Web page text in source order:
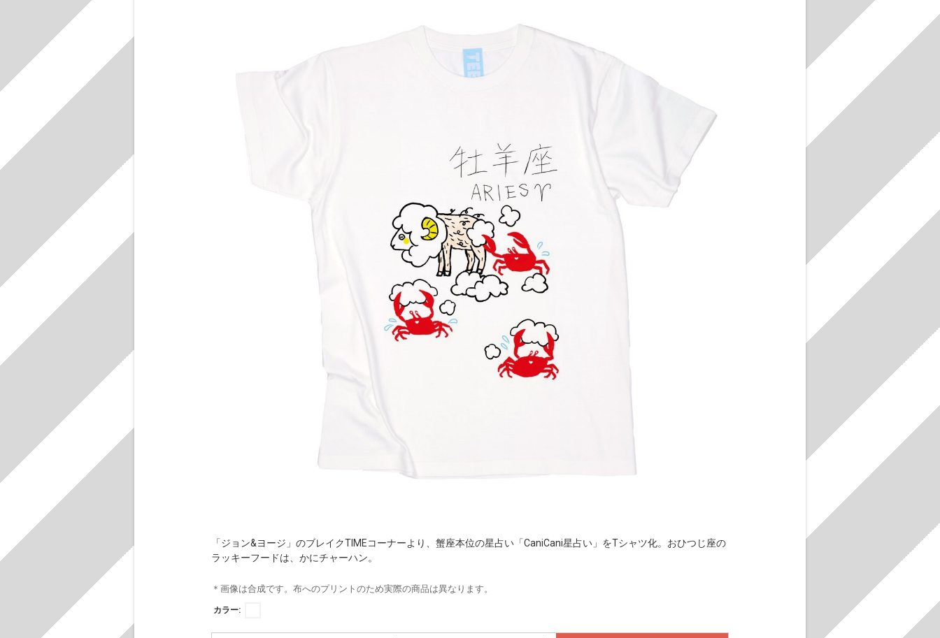
「ジョン&ヨージ」のブレイクTIMEコーナーより、蟹座本位の星占い「CaniCani星占い」をTシャツ化。おひつじ座の
ラッキーフードは、かにチャーハン。
＊画像は合成です。布へのプリントのため実際の商品は異なります。
カラー: